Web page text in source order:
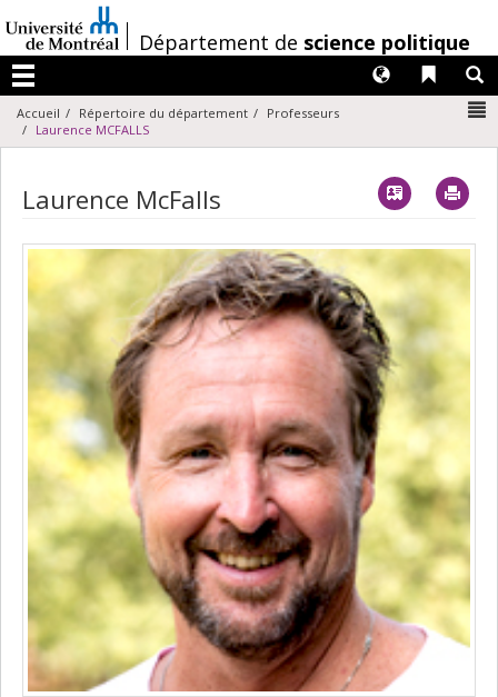
au
contenu
/Département de science politique
Menu
Liens
Langues
Accueil Répertoire du département
Professeurs
Laurence MCFALLS
Laurence McFalls Vcard